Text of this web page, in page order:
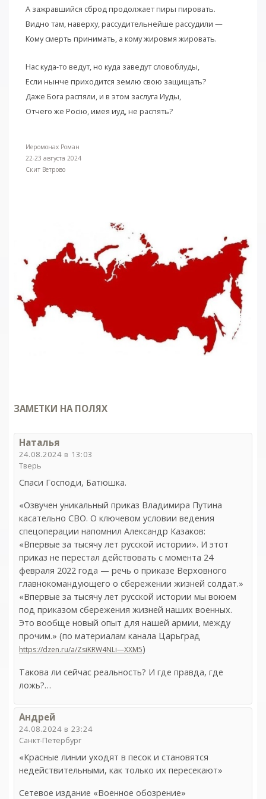
А зажравшийся сброд продолжает пиры пировать.
Видно там, наверху, рассудительнейше рассудили —
Кому смерть принимать, а кому жировмя жировать.
Нас куда-то ведут, но куда заведут словоблуды,
Если нынче приходится землю свою защищать?
Даже Бога распяли, и в этом заслуга Иуды,
Отчего же Росiю, имея иуд, не распять?
Иеромонах Роман
22-23 августа 2024
Скит Ветрово
ЗАМЕТКИ НА ПОЛЯХ
Наталья
24.08.2024 в 13:03
Тверь
Спаси Господи, Батюшка.
«Озвучен уникальный приказ Владимира Путина
касательно СВО. О ключевом условии ведения
спецоперации напомнил Александр Казаков:
«Впервые за тысячу лет русской истории». И этот
приказ не перестал действовать с момента 24
февраля 2022 года — речь о приказе Верховного
главнокомандующего о сбережении жизней солдат.»
«Впервые за тысячу лет русской истории мы воюем
под приказом сбережения жизней наших военных.
Это вообще новый опыт для нашей армии, между
прочим.» (по материалам канала Царьград
https://dzen.ru/a/ZsiKRW4NLi—XXM5)
Такова ли сейчас реальность? И где правда, где
ложь?…
Андрей
24.08.2024 в 23:24
Санкт-Петербург
«Красные линии уходят в песок и становятся
недействительными, как только их пересекают»
Сетевое издание «Военное обозрение»